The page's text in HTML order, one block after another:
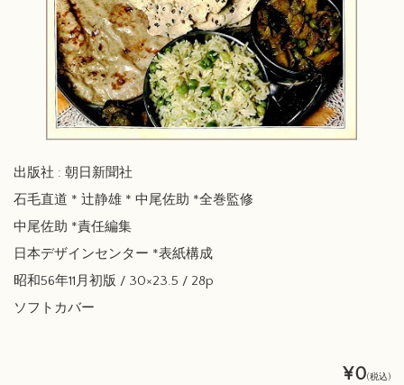
出版社 : 朝日新聞社
石毛直道 * 辻静雄 * 中尾佐助 *全巻監修
中尾佐助 *責任編集
日本デザインセンター *表紙構成
昭和56年11月初版 / 30×23.5 / 28p
ソフトカバー
¥0(税込)